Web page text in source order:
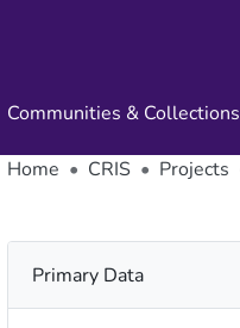
Communities & Collections
Home CRIS Projects
Primary Data